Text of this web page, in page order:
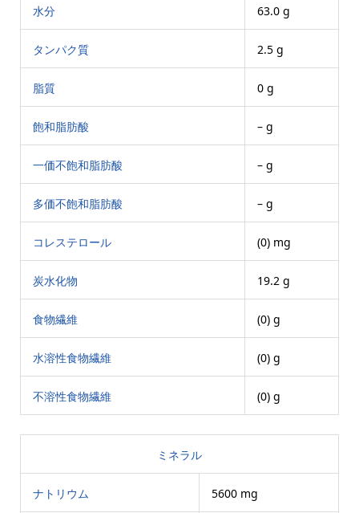
水分 63.0 g
タンパク質 2.5 g
脂質 0 g
飽和脂肪酸 – g
一価不飽和脂肪酸 – g
多価不飽和脂肪酸 – g
コレステロール (0) mg
炭水化物 19.2 g
食物繊維 (0) g
水溶性食物繊維 (0) g
不溶性食物繊維 (0) g
ミネラル
ナトリウム 5600 mg